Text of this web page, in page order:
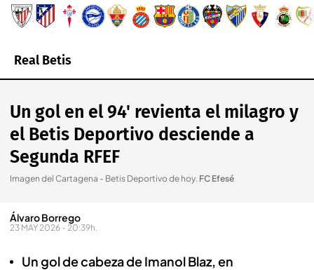
Real Betis
Un gol en el 94' revienta el milagro y
el Betis Deportivo desciende a
Segunda RFEF
Imagen del Cartagena - Betis Deportivo de hoy. FC Efesé
Álvaro Borrego
23 MAY 2026 - 20:39h.
Un gol de cabeza de Imanol Blaz, en